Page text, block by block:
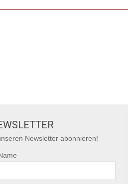
Newsletter abonnieren!